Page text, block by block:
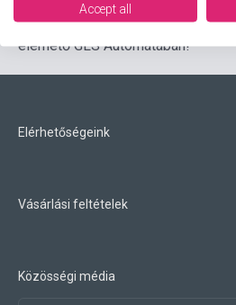
4. Adja fel csomagját az Ön
elérhető GLS Automatában!
Elérhetőségeink
Vásárlási feltételek
Közösségi média
Accept all